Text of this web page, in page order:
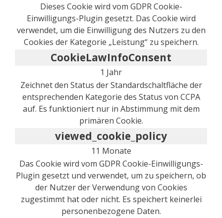
Dieses Cookie wird vom GDPR Cookie-
Einwilligungs-Plugin gesetzt. Das Cookie wird
verwendet, um die Einwilligung des Nutzers zu den
Cookies der Kategorie „Leistung“ zu speichern.
CookieLawInfoConsent
1 Jahr
Zeichnet den Status der Standardschaltfläche der
entsprechenden Kategorie des Status von CCPA
auf. Es funktioniert nur in Abstimmung mit dem
primären Cookie.
viewed_cookie_policy
11 Monate
Das Cookie wird vom GDPR Cookie-Einwilligungs-
Plugin gesetzt und verwendet, um zu speichern, ob
der Nutzer der Verwendung von Cookies
zugestimmt hat oder nicht. Es speichert keinerlei
personenbezogene Daten.